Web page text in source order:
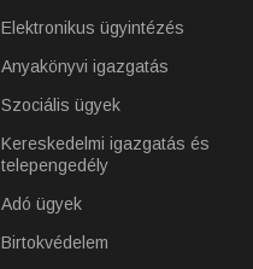
Elektronikus ügyintézés
Anyakönyvi igazgatás
Szociális ügyek
Kereskedelmi igazgatás és
telepengedély
Adó ügyek
Birtokvédelem